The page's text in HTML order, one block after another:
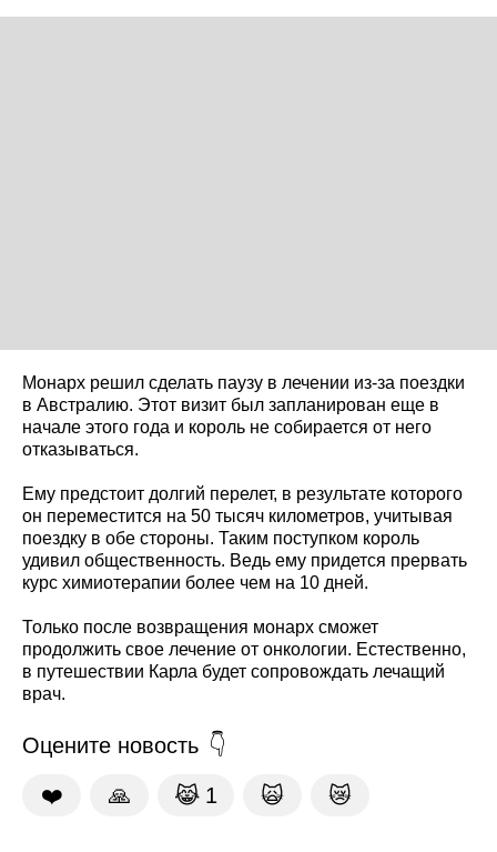
Монарх решил сделать паузу в лечении из-за поездки
в Австралию. Этот визит был запланирован еще в
начале этого года и король не собирается от него
отказываться.
Ему предстоит долгий перелет, в результате которого
он переместится на 50 тысяч километров, учитывая
поездку в обе стороны. Таким поступком король
удивил общественность. Ведь ему придется прервать
курс химиотерапии более чем на 10 дней.
Только после возвращения монарх сможет
продолжить свое лечение от онкологии. Естественно,
в путешествии Карла будет сопровождать лечащий
врач.
Оцените новость
❤️ 🙏 😹 1 🙀 😿